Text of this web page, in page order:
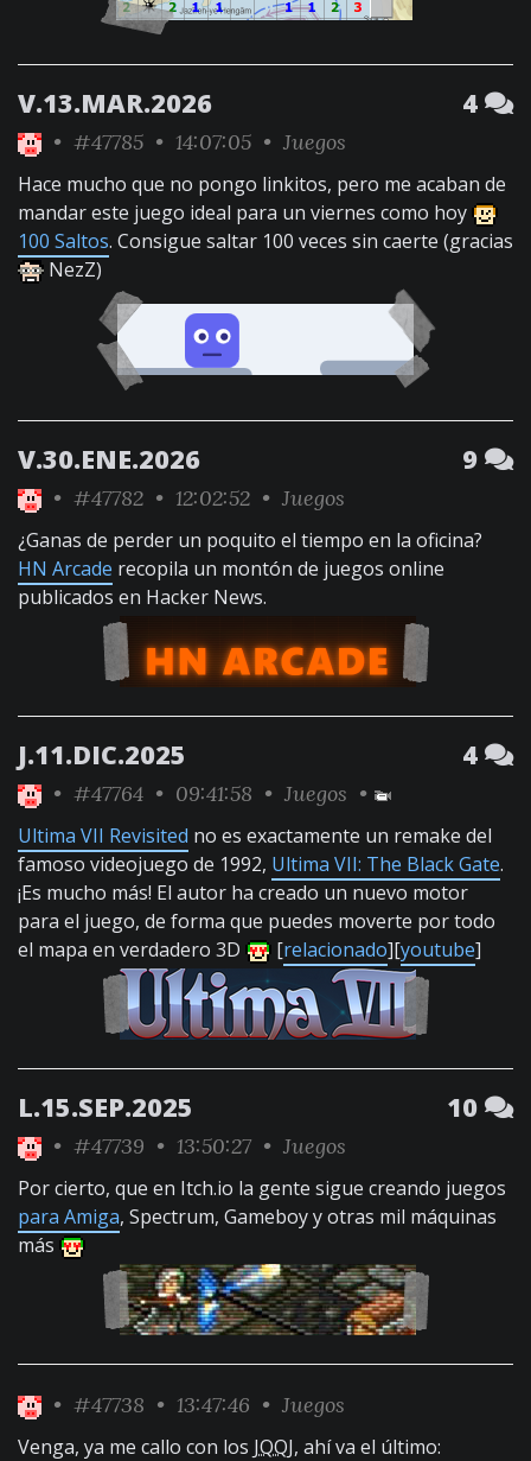
V.13.MAR.2026 4
• #47785 • 14:07:05 • Juegos
Hace mucho que no pongo linkitos, pero me acaban de
mandar este juego ideal para un viernes como hoy
100 Saltos. Consigue saltar 100 veces sin caerte (gracias
NezZ)
V.30.ENE.2026 9
• #47782 • 12:02:52 • Juegos
¿Ganas de perder un poquito el tiempo en la oficina?
HN Arcade recopila un montón de juegos online
publicados en Hacker News.
J.11.DIC.2025 4
• #47764 • 09:41:58 • Juegos •
Ultima VII Revisited no es exactamente un remake del
famoso videojuego de 1992, Ultima VII: The Black Gate.
¡Es mucho más! El autor ha creado un nuevo motor
para el juego, de forma que puedes moverte por todo
el mapa en verdadero 3D
[relacionado][youtube]
L.15.SEP.2025 10
• #47739 • 13:50:27 • Juegos
Por cierto, que en Itch.io la gente sigue creando juegos
para Amiga, Spectrum, Gameboy y otras mil máquinas
más
• #47738 • 13:47:46 • Juegos
Venga, ya me callo con los JQQJ, ahí va el último: